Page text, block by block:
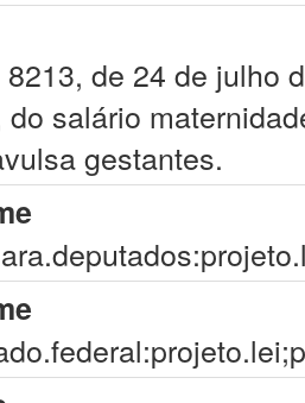
8213, de 24 de julho
salário
gestantes.